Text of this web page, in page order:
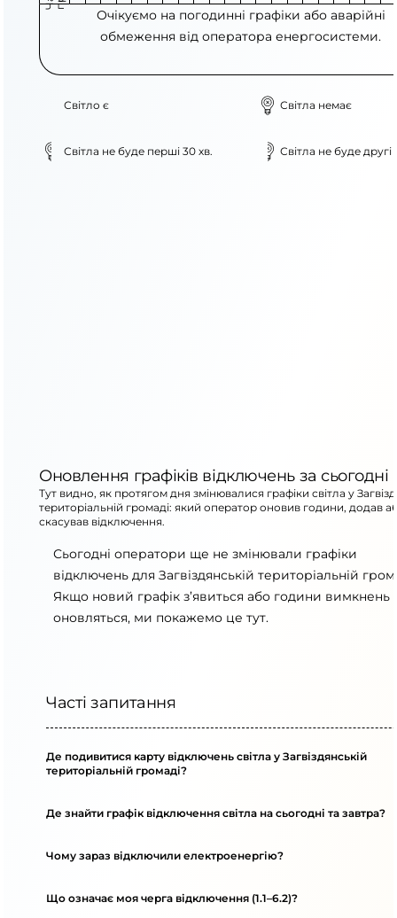
Очікуємо на погодинні графіки або аварійні
обмеження від оператора енергосистеми.
Світло є Світла немає
Світла не буде перші 30 хв. Світла не буде другі
Оновлення графіків відключень за сьогодні
Тут видно, як протягом дня змінювалися графіки світла у
територіальній громаді: який оператор оновив години, додав
скасував відключення.
Сьогодні оператори ще не змінювали графіки
відключень для Загвіздянській територіальній
Якщо новий графік з’явиться або години вимкнень
оновляться, ми покажемо це тут.
Часті запитання
Де подивитися карту відключень світла у Загвіздянській
територіальній громаді?
Де знайти графік відключення світла на сьогодні та завтра?
Чому зараз відключили електроенергію?
Що означає моя черга відключення (1.1–6.2)?